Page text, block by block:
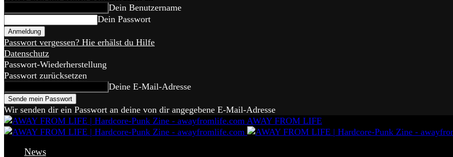
Dein Benutzername
Dein Passwort
Passwort vergessen? Hie erhälst du Hilfe
Datenschutz
Passwort-Wiederherstellung
Passwort zurücksetzen
Deine E-Mail-Adresse
Wir senden dir ein Passwort an deine von dir angegebene E-Mail-Adresse
AWAY FROM LIFE
News